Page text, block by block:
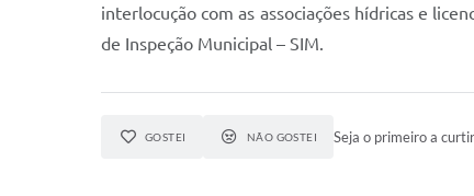
interlocução com as associações hídricas e
de Inspeção Municipal – SIM.
GOSTEI NÃO GOSTEI Seja o primeiro a